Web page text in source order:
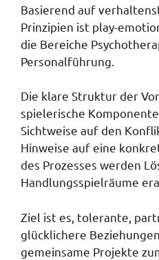
Basierend auf
Prinzipien ist play-
die Bereiche
Personalführung.
Die klare Struktur der
spielerische
Sichtweise auf den
Hinweise auf eine
des Prozesses werden
Handlungsspielräume
Ziel ist es, tolerante,
glücklichere
gemeinsame Projekte